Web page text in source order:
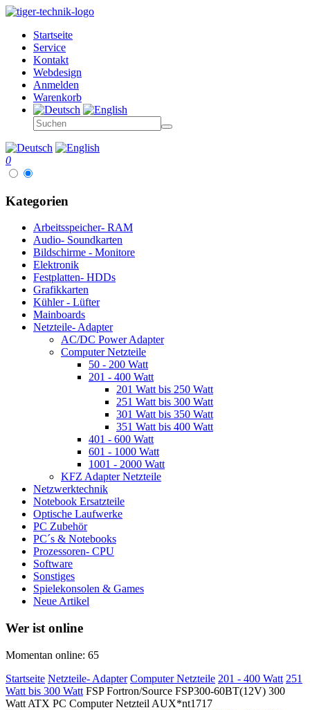
Startseite
Service
Kontakt
Webdesign
Anmelden
Warenkorb
0
Kategorien
Arbeitsspeicher- RAM
Audio- Soundkarten
Bildschirme - Monitore
Elektronik
Festplatten- HDDs
Grafikkarten
Kühler - Lüfter
Mainboards
Netzteile- Adapter
AC/DC Power Adapter
Computer Netzteile
50 - 200 Watt
201 - 400 Watt
201 Watt bis 250 Watt
251 Watt bis 300 Watt
301 Watt bis 350 Watt
351 Watt bis 400 Watt
401 - 600 Watt
601 - 1000 Watt
1001 - 2000 Watt
KFZ Adapter Netzteile
Netzwerktechnik
Notebook Ersatzteile
Optische Laufwerke
PC Zubehör
PC´s & Notebooks
Prozessoren- CPU
Software
Sonstiges
Spielekonsolen & Games
Neue Artikel
Wer ist online
Momentan online: 65
Startseite Netzteile- Adapter Computer Netzteile 201 - 400 Watt 251
Watt bis 300 Watt FSP Fortron/Source FSP300-60BT(12V) 300
Watt ATX PC Computer Netzteil AUX*nt1717